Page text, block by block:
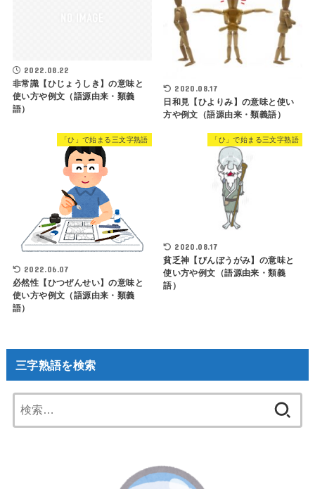
2022.08.22
非常識【ひじょうしき】の意味と
使い方や例文（語源由来・類義
語）
2020.08.17
日和見【ひよりみ】の意味と使い
方や例文（語源由来・類義語）
「ひ」で始まる三文字熟語
2022.06.07
必然性【ひつぜんせい】の意味と
使い方や例文（語源由来・類義
語）
「ひ」で始まる三文字熟語
2020.08.17
貧乏神【びんぼうがみ】の意味と
使い方や例文（語源由来・類義
語）
三字熟語を検索
索: